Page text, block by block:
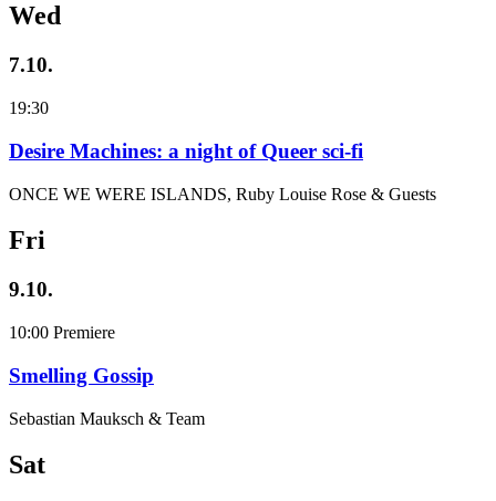
Wed
7.10.
19:30
Desire Machines: a night of Queer sci-fi
ONCE WE WERE ISLANDS, Ruby Louise Rose & Guests
Fri
9.10.
10:00 Premiere
Smelling Gossip
Sebastian Mauksch & Team
Sat